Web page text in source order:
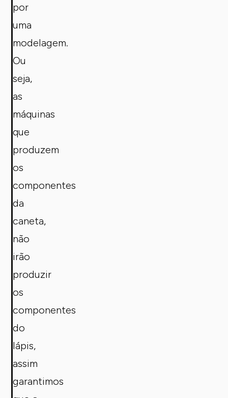
por
uma
modelagem.
Ou
seja,
as
máquinas
que
produzem
os
componentes
da
caneta,
não
irão
produzir
os
componentes
do
lápis,
assim
garantimos